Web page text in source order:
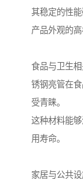
其稳定的性
产品外观的高
食品与卫生
锈钢亮管在
受青睐。
这种材料能
用寿命。
家居与公共